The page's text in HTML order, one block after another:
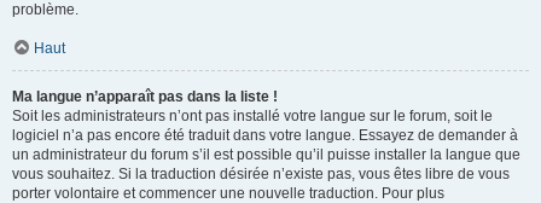
problème.
Haut
Ma langue n’apparaît pas dans la liste !
Soit les administrateurs n’ont pas installé votre langue sur le forum, soit le
logiciel n’a pas encore été traduit dans votre langue. Essayez de demander à
un administrateur du forum s’il est possible qu’il puisse installer la langue que
vous souhaitez. Si la traduction désirée n’existe pas, vous êtes libre de vous
porter volontaire et commencer une nouvelle traduction. Pour plus